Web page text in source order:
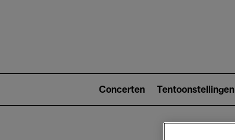
2)
Concerten Tentoonstellingen